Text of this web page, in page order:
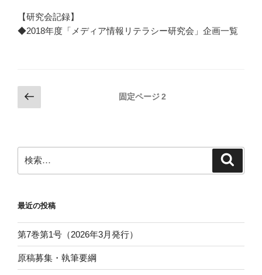
【研究会記録】
◆2018年度「メディア情報リテラシー研究会」企画一覧
投
稿
ー
ジ
り
前
の
ジ
固定ページ2
索:
最近の投稿
第7巻第1号（2026年3月発行）
原稿募集・執筆要綱